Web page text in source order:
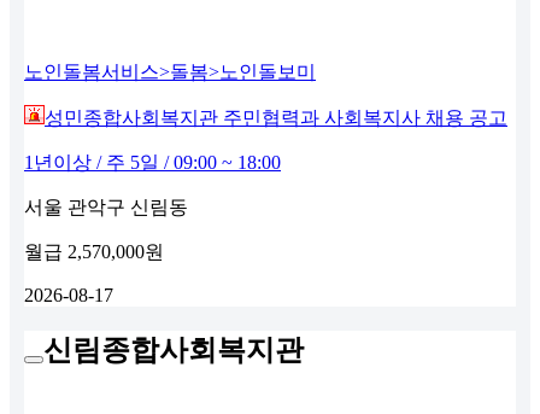
노인돌봄서비스>돌봄>노인돌보미
성민종합사회복지관 주민협력과 사회복지사 채용 공고
1년이상 / 주 5일 / 09:00 ~ 18:00
서울 관악구 신림동
월급 2,570,000원
2026-08-17
신림종합사회복지관